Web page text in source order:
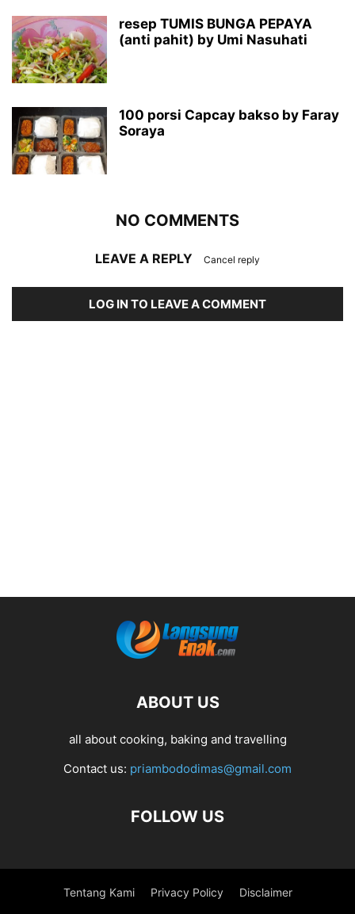
resep TUMIS BUNGA PEPAYA
(anti pahit) by Umi Nasuhati
100 porsi Capcay bakso by Faray
Soraya
NO COMMENTS
LEAVE A REPLY Cancel reply
LOG IN TO LEAVE A COMMENT
ABOUT US
all about cooking, baking and travelling
Contact us: priambododimas@gmail.com
FOLLOW US
Tentang Kami Privacy Policy Disclaimer